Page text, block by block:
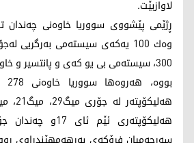
لاوازبێت.
ڕژێمی پێشووی سووریا خاوەنی چەندان
300، سیستەمی بی یو کەی و پانتسیر و
هەلیکۆپتەری ئێم